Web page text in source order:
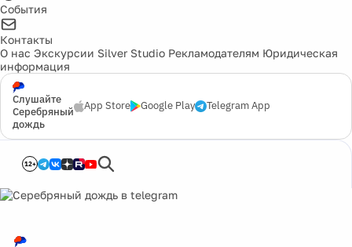
События
Контакты
О нас Экскурсии Silver Studio Рекламодателям Юридическая
информация
Слушайте
Серебряный
дождь
App Store Google Play Telegram App
12+